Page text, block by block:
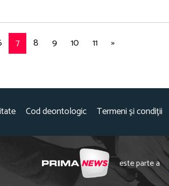
7 8 9 10 11 »
Cod deontologic Termeni și condiții
este parte a